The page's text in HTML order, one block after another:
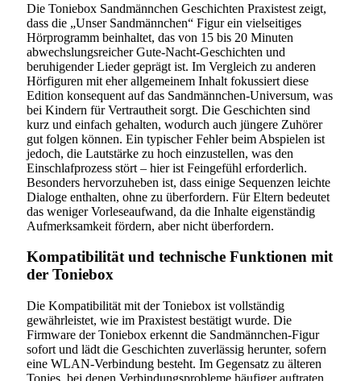
Die Toniebox Sandmännchen Geschichten Praxistest zeigt,
dass die „Unser Sandmännchen“ Figur ein vielseitiges
Hörprogramm beinhaltet, das von 15 bis 20 Minuten
abwechslungsreicher Gute-Nacht-Geschichten und
beruhigender Lieder geprägt ist. Im Vergleich zu anderen
Hörfiguren mit eher allgemeinem Inhalt fokussiert diese
Edition konsequent auf das Sandmännchen-Universum, was
bei Kindern für Vertrautheit sorgt. Die Geschichten sind
kurz und einfach gehalten, wodurch auch jüngere Zuhörer
gut folgen können. Ein typischer Fehler beim Abspielen ist
jedoch, die Lautstärke zu hoch einzustellen, was den
Einschlafprozess stört – hier ist Feingefühl erforderlich.
Besonders hervorzuheben ist, dass einige Sequenzen leichte
Dialoge enthalten, ohne zu überfordern. Für Eltern bedeutet
das weniger Vorleseaufwand, da die Inhalte eigenständig
Aufmerksamkeit fördern, aber nicht überfordern.
Kompatibilität und technische Funktionen mit
der Toniebox
Die Kompatibilität mit der Toniebox ist vollständig
gewährleistet, wie im Praxistest bestätigt wurde. Die
Firmware der Toniebox erkennt die Sandmännchen-Figur
sofort und lädt die Geschichten zuverlässig herunter, sofern
eine WLAN-Verbindung besteht. Im Gegensatz zu älteren